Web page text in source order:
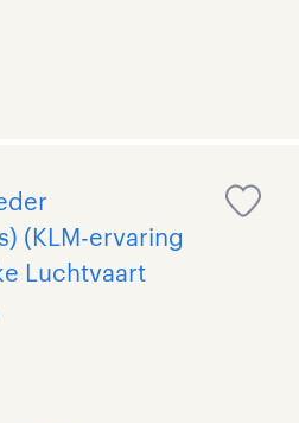
(KLM-ervaring
Luchtvaart